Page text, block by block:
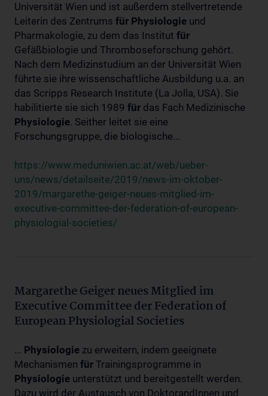
Universität Wien und ist außerdem stellvertretende
Leiterin des Zentrums für Physiologie und
Pharmakologie, zu dem das Institut für
Gefäßbiologie und Thromboseforschung gehört.
Nach dem Medizinstudium an der Universität Wien
führte sie ihre wissenschaftliche Ausbildung u.a. an
das Scripps Research Institute (La Jolla, USA). Sie
habilitierte sie sich 1989 für das Fach Medizinische
Physiologie. Seither leitet sie eine
Forschungsgruppe, die biologische...
https://www.meduniwien.ac.at/web/ueber-
uns/news/detailseite/2019/news-im-oktober-
2019/margarethe-geiger-neues-mitglied-im-
executive-committee-der-federation-of-european-
physiologial-societies/
Margarethe Geiger neues Mitglied im
Executive Committee der Federation of
European Physiologial Societies
... Physiologie zu erweitern, indem geeignete
Mechanismen für Trainingsprogramme in
Physiologie unterstützt und bereitgestellt werden.
Dazu wird der Austausch von DoktorandInnen und